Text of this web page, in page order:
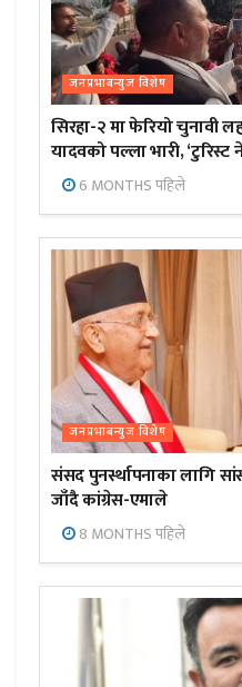
जनप्रभाबन्युज विशेष
सिरहा-२ मा फेरियो चुनावी
यादवको पल्ला भारी,
6 MONTHS पहिले
जनप्रभाबन्युज विशेष
संसद पुनर्स्थापनाका लागि
जाँदै कांग्रेस-एमाले
8 MONTHS पहिले